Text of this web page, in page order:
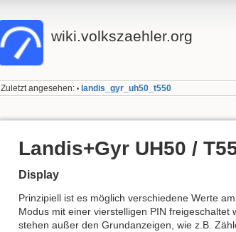
wiki.volkszaehler.org
Zuletzt angesehen: • landis_gyr_uh50_t550
Landis+Gyr UH50 /
Display
Prinzipiell ist es möglich verschiedene Werte
Modus mit einer vierstelligen PIN
stehen außer den Grundanzeigen, wie z.B.